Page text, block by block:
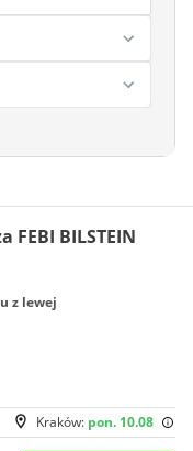
FEBI BILSTEIN
z lewej
Kraków: pon. 10.08